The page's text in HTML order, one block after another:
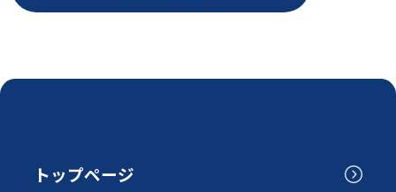
トップページ